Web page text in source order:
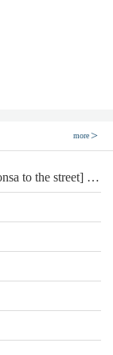
more
천사 to the street [Angel to the street] [cheonsa to the street] lyrics